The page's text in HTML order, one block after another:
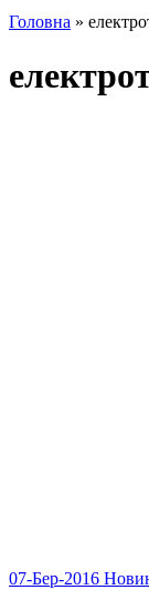
Головна »
07-Бер-2016